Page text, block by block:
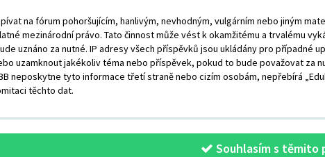
na fórum pohoršujícím, hanlivým, nevhodným, vulgárním nebo jiným
mezinárodní právo. Tato činnost může vést k okamžitému a trvalému
uznáno za nutné. IP adresy všech příspěvků jsou ukládány pro případné
uzamknout jakékoliv téma nebo příspěvek, pokud to bude považovat za
neposkytne tyto informace třetí straně nebo cizím osobám, nepřebírá
těchto dat.
Souhlasím s těmito